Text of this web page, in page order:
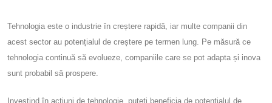
Tehnologia este o industrie în creștere rapidă, iar multe companii din
acest sector au potențialul de creștere pe termen lung. Pe măsură ce
tehnologia continuă să evolueze, companiile care se pot adapta și inova
sunt probabil să prospere.
Investind în acțiuni de tehnologie, puteți beneficia de potențialul de